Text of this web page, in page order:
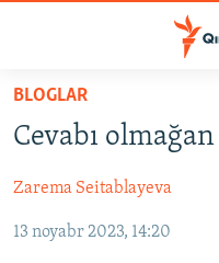
Esas
qaytmaq
navigatsiyağa
qaytmaq
HABERLER
İQTİSADİYAT
CEMİYET
BLOGLAR
Cevabı
Zarema Seitablayeva
13 noyabr 2023, 14:20